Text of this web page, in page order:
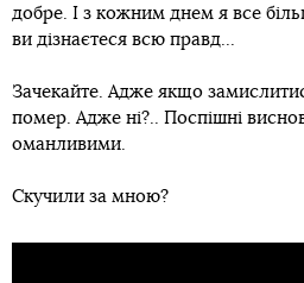
добре. І з кожним днем я все
ви дізнаєтеся всю правд...
Зачекайте. Адже якщо
помер. Адже ні?.. Поспішні
оманливими.
Скучили за мною?